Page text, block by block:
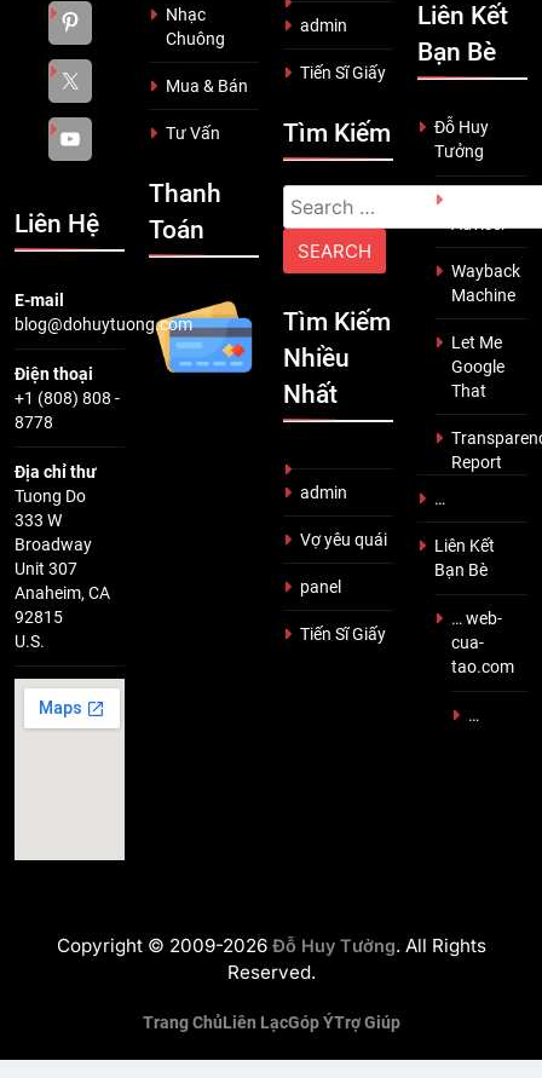
Liên Hệ
E-mail
blog@dohuytuong.com
Điện thoại
+1 (808) 808 -
8778
Địa chỉ thư
Tuong Do
333 W
Broadway
Unit 307
Anaheim, CA
92815
U.S.
Nhạc
Chuông
Mua & Bán
Tư Vấn
Thanh
Toán
admin
Tiến Sĩ Giấy
Tìm Kiếm
Search
for:
Tìm Kiếm
Nhiều
Nhất
admin
Vợ yêu quái
panel
Tiến Sĩ Giấy
Liên Kết
Bạn Bè
Đỗ Huy
Tưởng
Adviser
Wayback
Machine
Let Me
Google
That
Report
…
Liên Kết
Bạn Bè
… web-
cua-
tao.com
…
Copyright © 2009-2026 Đỗ Huy Tưởng. All Rights
Reserved.
Trang ChủLiên LạcGóp ÝTrợ Giúp